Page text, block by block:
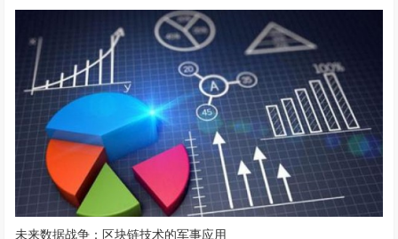
未来数据战争：区块链技术的军事应用